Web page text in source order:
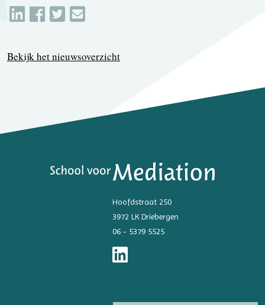
Bekijk het nieuwsoverzicht
Hoofdstraat 250
3972 LK Driebergen
06 - 5379 5525